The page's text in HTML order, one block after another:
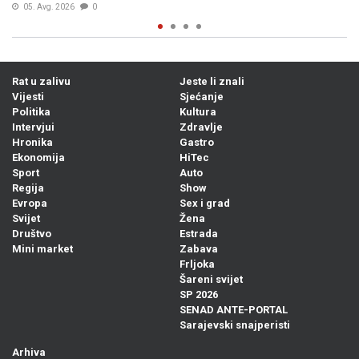
Rat u zalivu
Vijesti
Politika
Intervjui
Hronika
Ekonomija
Sport
Regija
Evropa
Svijet
Društvo
Mini market
Jeste li znali
Sjećanje
Kultura
Zdravlje
Gastro
HiTec
Auto
Show
Sex i grad
Žena
Estrada
Zabava
Frljoka
Šareni svijet
SP 2026
SENAD ANTE-PORTAL
Sarajevski snajperisti
Arhiva